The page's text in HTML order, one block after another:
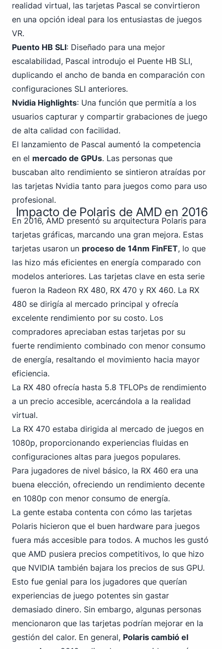
realidad virtual, las tarjetas Pascal se convirtieron
en una opción ideal para los entusiastas de juegos
VR.
Puento HB SLI: Diseñado para una mejor
escalabilidad, Pascal introdujo el Puente HB SLI,
duplicando el ancho de banda en comparación con
configuraciones SLI anteriores.
Nvidia Highlights: Una función que permitía a los
usuarios capturar y compartir grabaciones de juego
de alta calidad con facilidad.
El lanzamiento de Pascal aumentó la competencia
en el mercado de GPUs. Las personas que
buscaban alto rendimiento se sintieron atraídas por
las tarjetas Nvidia tanto para juegos como para uso
profesional.
Impacto de Polaris de AMD en 2016
En 2016, AMD presentó su arquitectura Polaris para
tarjetas gráficas, marcando una gran mejora. Estas
tarjetas usaron un proceso de 14nm FinFET, lo que
las hizo más eficientes en energía comparado con
modelos anteriores. Las tarjetas clave en esta serie
fueron la Radeon RX 480, RX 470 y RX 460. La RX
480 se dirigía al mercado principal y ofrecía
excelente rendimiento por su costo. Los
compradores apreciaban estas tarjetas por su
fuerte rendimiento combinado con menor consumo
de energía, resaltando el movimiento hacia mayor
eficiencia.
La RX 480 ofrecía hasta 5.8 TFLOPs de rendimiento
a un precio accesible, acercándola a la realidad
virtual.
La RX 470 estaba dirigida al mercado de juegos en
1080p, proporcionando experiencias fluidas en
configuraciones altas para juegos populares.
Para jugadores de nivel básico, la RX 460 era una
buena elección, ofreciendo un rendimiento decente
en 1080p con menor consumo de energía.
La gente estaba contenta con cómo las tarjetas
Polaris hicieron que el buen hardware para juegos
fuera más accesible para todos. A muchos les gustó
que AMD pusiera precios competitivos, lo que hizo
que NVIDIA también bajara los precios de sus GPU.
Esto fue genial para los jugadores que querían
experiencias de juego potentes sin gastar
demasiado dinero. Sin embargo, algunas personas
mencionaron que las tarjetas podrían mejorar en la
gestión del calor. En general, Polaris cambió el